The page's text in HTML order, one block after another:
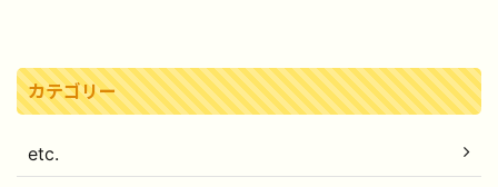
カテゴリー
etc.